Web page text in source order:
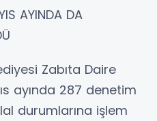
AYINDA DA
Zabıta Daire
ayında 287 denetim
durumlarına işlem